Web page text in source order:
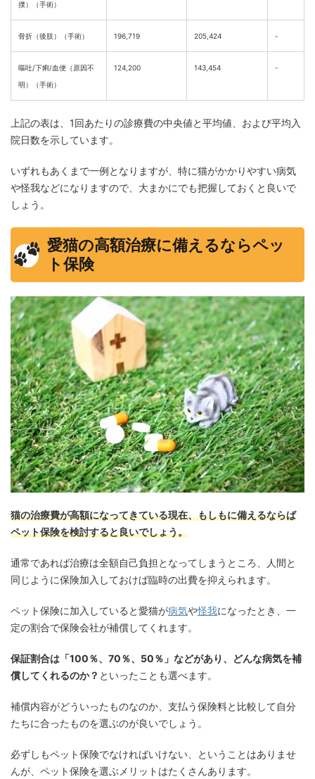
撲）（手術）
骨折（後肢）（手術） 196,719 205,424 -
嘔吐/下痢/血便（原因不
明）（手術）
124,200 143,454 -
上記の表は、1回あたりの診療費の中央値と平均値、および平均入
院日数を示しています。
いずれもあくまで一例となりますが、特に猫がかかりやすい病気
や怪我などになりますので、大まかにでも把握しておくと良いで
しょう。
愛猫の高額治療に備えるならペッ
ト保険
猫の治療費が高額になってきている現在、もしもに備えるならば
ペット保険を検討すると良いでしょう。
通常であれば治療は全額自己負担となってしまうところ、人間と
同じように保険加入しておけば臨時の出費を抑えられます。
ペット保険に加入していると愛猫が病気や怪我になったとき、一
定の割合で保険会社が補償してくれます。
保証割合は「100％、70％、50％」などがあり、どんな病気を補
償してくれるのか？ といったことも選べます。
補償内容がどういったものなのか、支払う保険料と比較して自分
たちに合ったものを選ぶのが良いでしょう。
必ずしもペット保険でなければいけない、ということはありませ
んが、ペット保険を選ぶメリットはたくさんあります。